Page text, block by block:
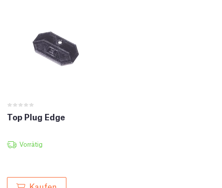
Top Plug Edge
Vorrätig
Kaufen